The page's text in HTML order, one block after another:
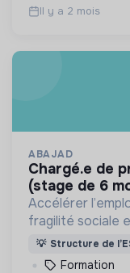
Il y a 2 mois
ABAJAD
chargé.e de projet opérations - réfugié.es
(stage de 6
Accélérer
fragilité sociale
de formation
pour permettre
💡 Structure de
Formation